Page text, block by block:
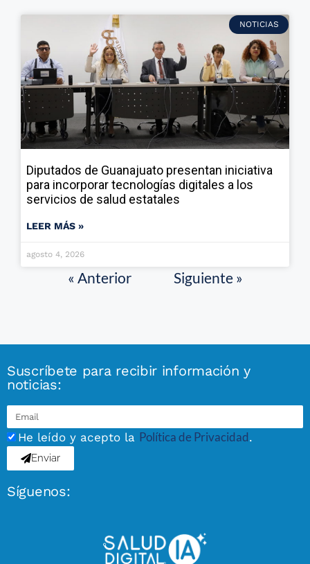
NOTICIAS
Diputados de Guanajuato presentan iniciativa
para incorporar tecnologías digitales a los
servicios de salud estatales
LEER MÁS »
agosto 4, 2026
« Anterior Siguiente »
Suscríbete para recibir información y
noticias:
He leído y acepto la Política de Privacidad.
Enviar
Síguenos: